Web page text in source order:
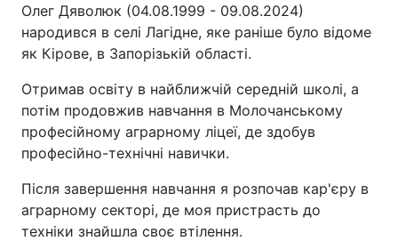
Олег Дяволюк (04.08.1999 - 09.08.2024)
народився в селі Лагідне, яке раніше було відоме
як Кірове, в Запорізькій області.
Отримав освіту в найближчій середній школі, а
потім продовжив навчання в Молочанському
професійному аграрному ліцеї, де здобув
професійно-технічні навички.
Після завершення навчання я розпочав кар'єру в
аграрному секторі, де моя пристрасть до
техніки знайшла своє втілення.